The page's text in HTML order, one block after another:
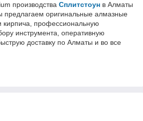
производства Сплитстоун в Алматы
предлагаем оригинальные алмазные
кирпича, профессиональную
инструмента, оперативную
доставку по Алматы и во все